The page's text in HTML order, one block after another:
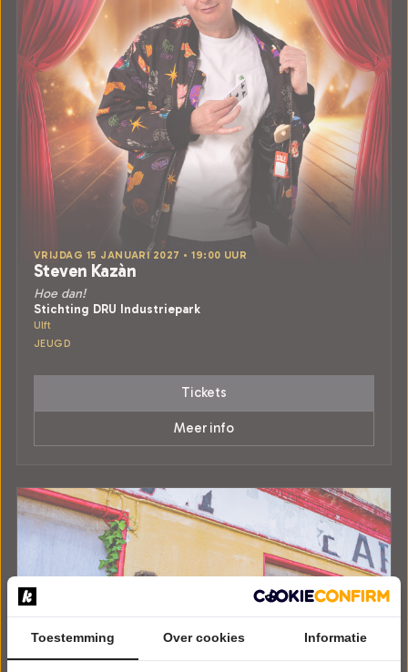
VRIJDAG 15 JANUARI 2027 • 19:00 UUR
Steven Kazàn
Hoe dan!
Stichting DRU Industriepark
Ulft
JEUGD
Tickets
Meer info
Toestemming Over cookies Informatie